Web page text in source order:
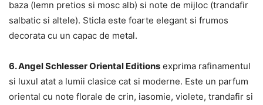
baza (lemn pretios si mosc alb) si note de mijloc (trandafir
salbatic si altele). Sticla este foarte elegant si frumos
decorata cu un capac de metal.
6. Angel Schlesser Oriental Editions exprima rafinamentul
si luxul atat a lumii clasice cat si moderne. Este un parfum
oriental cu note florale de crin, iasomie, violete, trandafir si